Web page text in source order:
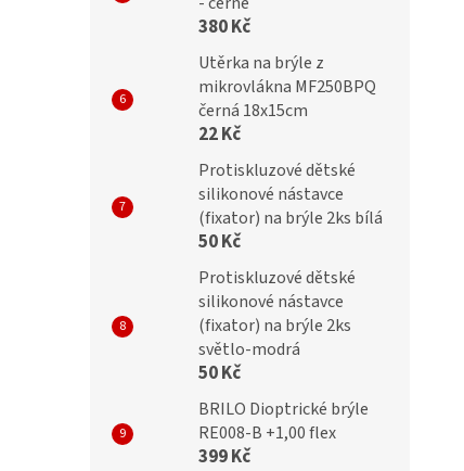
380 Kč
Utěrka na brýle z
mikrovlákna MF250BPQ
černá 18x15cm
22 Kč
Protiskluzové dětské
silikonové nástavce
(fixator) na brýle 2ks bílá
50 Kč
Protiskluzové dětské
silikonové nástavce
(fixator) na brýle 2ks
světlo-modrá
50 Kč
BRILO Dioptrické brýle
RE008-B +1,00 flex
399 Kč
Montana MM613
MONTANA EYEWEAR
Obroučky Montana MM594
kovová
699 Kč